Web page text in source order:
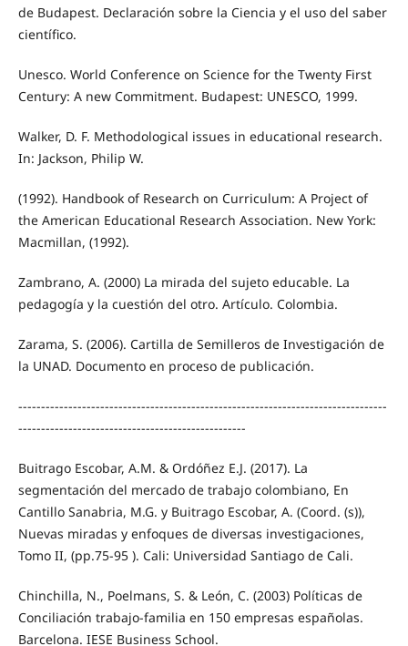
de Budapest. Declaración sobre la Ciencia y el uso del saber
científico.
Unesco. World Conference on Science for the Twenty First
Century: A new Commitment. Budapest: UNESCO, 1999.
Walker, D. F. Methodological issues in educational research.
In: Jackson, Philip W.
(1992). Handbook of Research on Curriculum: A Project of
the American Educational Research Association. New York:
Macmillan, (1992).
Zambrano, A. (2000) La mirada del sujeto educable. La
pedagogía y la cuestión del otro. Artículo. Colombia.
Zarama, S. (2006). Cartilla de Semilleros de Investigación de
la UNAD. Documento en proceso de publicación.
---------------------------------------------------------------------------------
--------------------------------------------------
Buitrago Escobar, A.M. & Ordóñez E.J. (2017). La
segmentación del mercado de trabajo colombiano, En
Cantillo Sanabria, M.G. y Buitrago Escobar, A. (Coord. (s)),
Nuevas miradas y enfoques de diversas investigaciones,
Tomo II, (pp.75-95 ). Cali: Universidad Santiago de Cali.
Chinchilla, N., Poelmans, S. & León, C. (2003) Políticas de
Conciliación trabajo-familia en 150 empresas españolas.
Barcelona. IESE Business School.